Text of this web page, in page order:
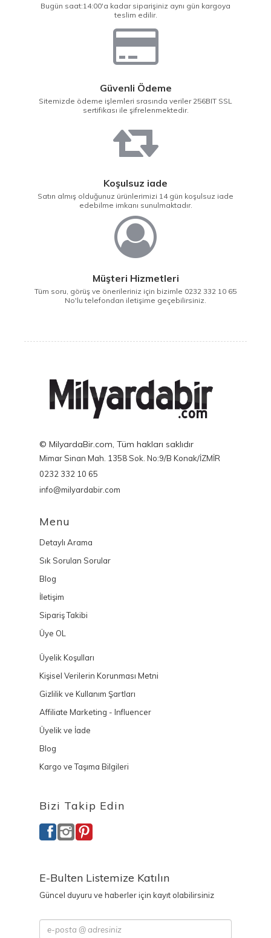
Bugün saat:14:00'a kadar siparişiniz aynı gün kargoya
teslim edilir.
Güvenli Ödeme
Sitemizde ödeme işlemleri srasında veriler 256BIT SSL
sertifikası ile şifrelenmektedir.
Koşulsuz iade
Satın almış olduğunuz ürünlerimizi 14 gün koşulsuz iade
edebilme imkanı sunulmaktadır.
Müşteri Hizmetleri
Tüm soru, görüş ve önerileriniz için bizimle 0232 332 10 65
No'lu telefondan iletişime geçebilirsiniz.
© MilyardaBir.com, Tüm hakları saklıdır
Mimar Sinan Mah. 1358 Sok. No:9/B Konak/İZMİR
0232 332 10 65
info@milyardabir.com
Menu
Detaylı Arama
Sık Sorulan Sorular
Blog
İletişim
Sipariş Takibi
Üye OL
Üyelik Koşulları
Kişisel Verilerin Korunması Metni
Gizlilik ve Kullanım Şartları
Affiliate Marketing - Influencer
Üyelik ve İade
Blog
Kargo ve Taşıma Bilgileri
Bizi Takip Edin
E-Bulten Listemize Katılın
Güncel duyuru ve haberler için kayıt olabilirsiniz